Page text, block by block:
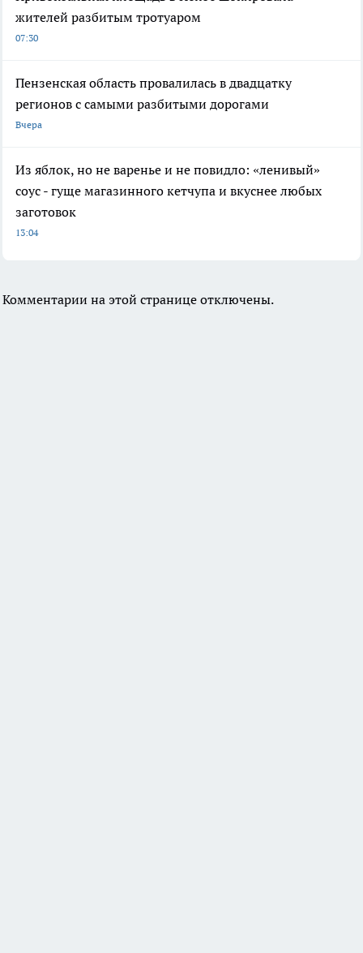
жителей разбитым тротуаром
07:30
Пензенская область провалилась в двадцатку
регионов с самыми разбитыми дорогами
Вчера
Из яблок, но не варенье и не повидло: «ленивый»
соус - гуще магазинного кетчупа и вкуснее любых
заготовок
13:04
Комментарии на этой странице отключены.